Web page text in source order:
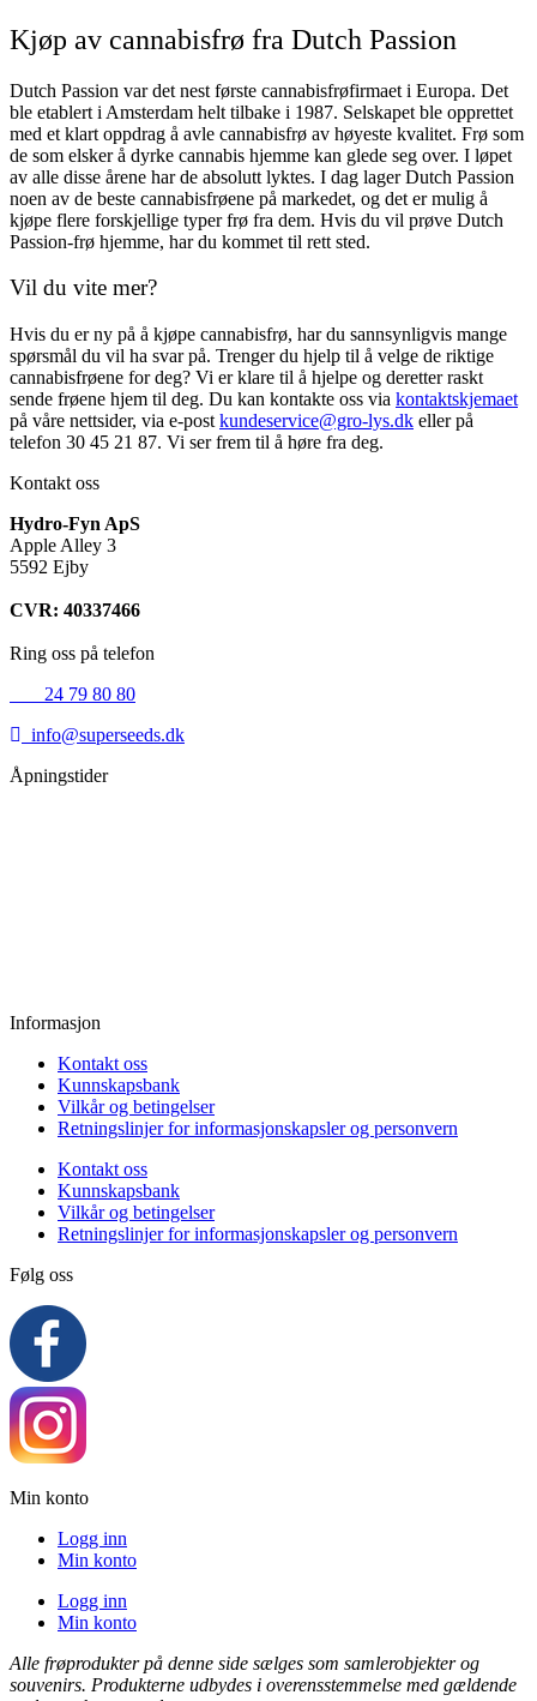
Kjøp av cannabisfrø fra Dutch Passion
Dutch Passion var det nest første cannabisfrøfirmaet i Europa. Det
ble etablert i Amsterdam helt tilbake i 1987. Selskapet ble opprettet
med et klart oppdrag å avle cannabisfrø av høyeste kvalitet. Frø som
de som elsker å dyrke cannabis hjemme kan glede seg over. I løpet
av alle disse årene har de absolutt lyktes. I dag lager Dutch Passion
noen av de beste cannabisfrøene på markedet, og det er mulig å
kjøpe flere forskjellige typer frø fra dem. Hvis du vil prøve Dutch
Passion-frø hjemme, har du kommet til rett sted.
Vil du vite mer?
Hvis du er ny på å kjøpe cannabisfrø, har du sannsynligvis mange
spørsmål du vil ha svar på. Trenger du hjelp til å velge de riktige
cannabisfrøene for deg? Vi er klare til å hjelpe og deretter raskt
sende frøene hjem til deg. Du kan kontakte oss via kontaktskjemaet
på våre nettsider, via e-post kundeservice@gro-lys.dk eller på
telefon 30 45 21 87. Vi ser frem til å høre fra deg.
Kontakt oss
Hydro-Fyn ApS
Apple Alley 3
5592 Ejby
CVR: 40337466
Ring oss på telefon
24 79 80 80
info@superseeds.dk
Åpningstider
Informasjon
Kontakt oss
Kunnskapsbank
Vilkår og betingelser
Retningslinjer for informasjonskapsler og personvern
Kontakt oss
Kunnskapsbank
Vilkår og betingelser
Retningslinjer for informasjonskapsler og personvern
Følg oss
Min konto
Logg inn
Min konto
Logg inn
Min konto
Alle frøprodukter på denne side sælges som samlerobjekter og
souvenirs. Produkterne udbydes i overensstemmelse med gældende